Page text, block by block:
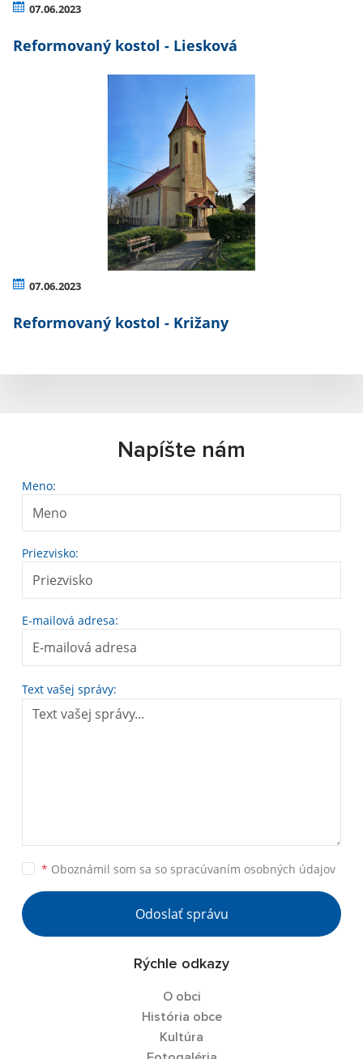
07.06.2023
Reformovaný kostol - Liesková
07.06.2023
Reformovaný kostol - Križany
Napíšte nám
Meno:
Priezvisko:
E-mailová adresa:
Text vašej správy:
* Oboznámil som sa so spracúvaním osobných údajov
Odoslať správu
Rýchle odkazy
O obci
História obce
Kultúra